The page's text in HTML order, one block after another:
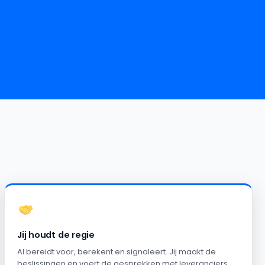
Jij houdt de regie
AI bereidt voor, berekent en signaleert. Jij maakt de